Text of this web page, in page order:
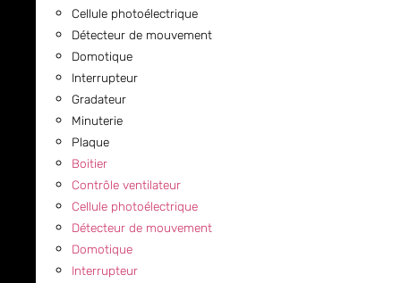
Cellule photoélectrique
Détecteur de mouvement
Domotique
Interrupteur
Gradateur
Minuterie
Plaque
Boitier
Contrôle ventilateur
Cellule photoélectrique
Détecteur de mouvement
Domotique
Interrupteur